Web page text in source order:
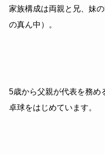
家族構成は両親と兄、妹
の真ん中）。
5歳から父親が代表を務め
卓球をはじめています。